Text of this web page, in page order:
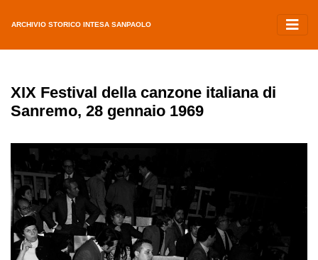
ARCHIVIO STORICO INTESA SANPAOLO
XIX Festival della canzone italiana di
Sanremo, 28 gennaio 1969